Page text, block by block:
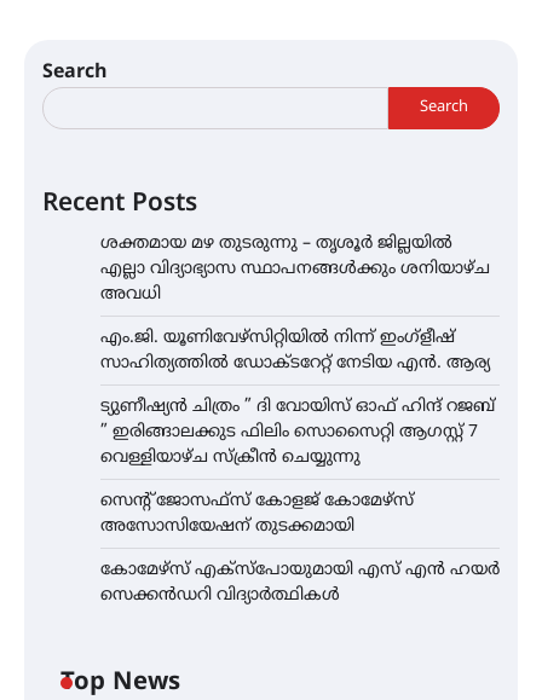
Search
Search
Recent Posts
ശക്തമായ മഴ തുടരുന്നു – തൃശൂർ ജില്ലയിൽ
എല്ലാ വിദ്യാഭ്യാസ സ്ഥാപനങ്ങൾക്കും ശനിയാഴ്ച
അവധി
എം.ജി. യൂണിവേഴ്‌സിറ്റിയിൽ നിന്ന് ഇംഗ്ളീഷ്
സാഹിത്യത്തിൽ ഡോക്ടറേറ്റ് നേടിയ എൻ. ആര്യ
ട്യുണീഷ്യൻ ചിത്രം ” ദി വോയിസ് ഓഫ് ഹിന്ദ് റജബ്
” ഇരിങ്ങാലക്കുട ഫിലിം സൊസൈറ്റി ആഗസ്റ്റ് 7
വെള്ളിയാഴ്ച സ്‌ക്രീൻ ചെയ്യുന്നു
സെന്റ് ജോസഫ്സ് കോളജ് കോമേഴ്‌സ്
അസോസിയേഷന് തുടക്കമായി
കോമേഴ്സ് എക്സ്പോയുമായി എസ് എൻ ഹയർ
സെക്കൻഡറി വിദ്യാർത്ഥികൾ
Top News